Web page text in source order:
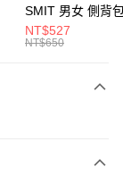
SMIT 男女 側背
BA5871010
NT$527
NT$650